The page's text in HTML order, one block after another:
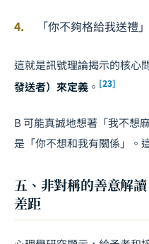
「你不夠格給我送禮」
這就是訊號理論揭示的核心
發送者）來定義 。 [23]
B 可能真誠地想著「我不想
是「你不想和我有關係」。
五、非對稱的善意解
差距